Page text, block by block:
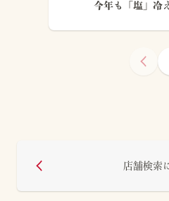
今年も「塩」冷
店舗検索